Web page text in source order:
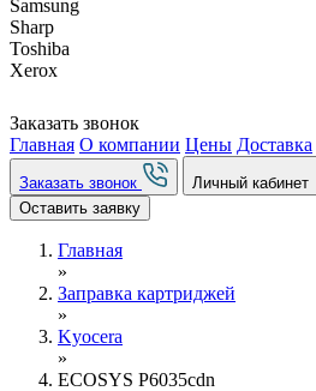
Samsung
Sharp
Toshiba
Xerox
Заказать звонок
Главная О компании Цены Доставка
Заказать звонок
Личный кабинет
Оставить заявку
Главная
»
Заправка картриджей
»
Kyocera
»
ECOSYS P6035cdn